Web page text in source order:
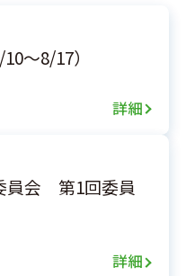
～8/17）
詳細
員会 第1回委員
詳細